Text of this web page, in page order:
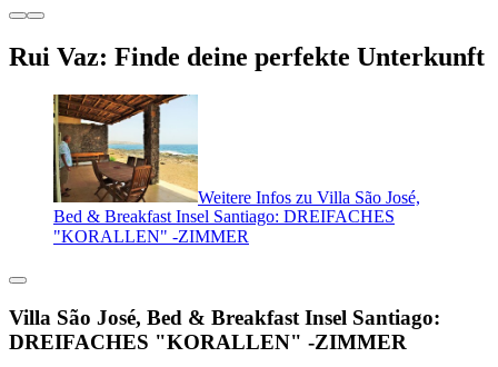
Rui Vaz: Finde deine perfekte Unterkunft
Weitere Infos zu Villa São José,
Bed & Breakfast Insel Santiago: DREIFACHES
"KORALLEN" -ZIMMER
Villa São José, Bed & Breakfast Insel Santiago:
DREIFACHES "KORALLEN" -ZIMMER